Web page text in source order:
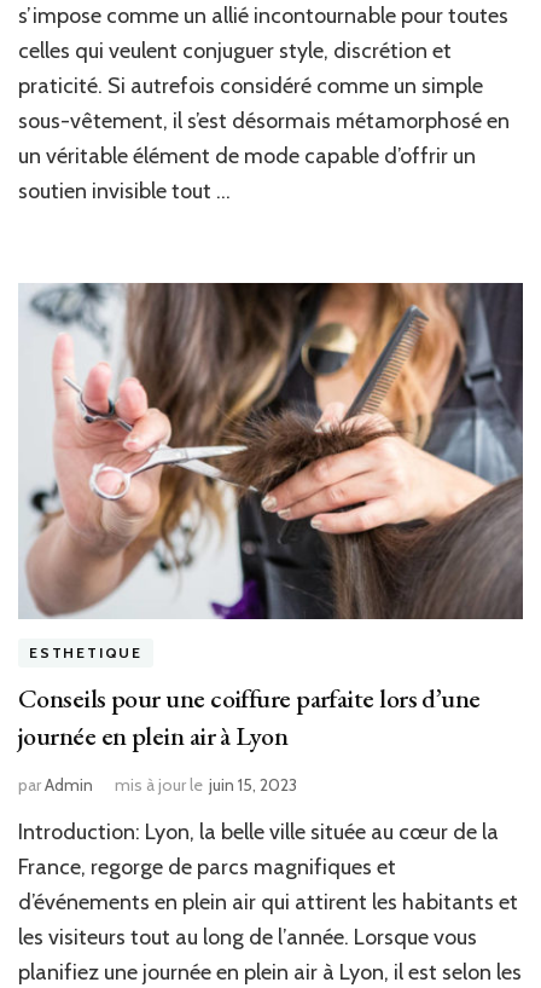
porter
fond
de
robe
au
s’impose comme un allié incontournable pour toutes
celles qui veulent conjuguer style, discrétion et
praticité. Si autrefois considéré comme un simple
sous-vêtement, il s’est désormais métamorphosé en
un véritable élément de mode capable d’offrir un
soutien invisible tout …
ESTHETIQUE
Conseils pour une coiffure parfaite lors d’une
journée en plein air à Lyon
parAdmin mis à jour le juin 15, 2023
Introduction: Lyon, la belle ville située au cœur de la
France, regorge de parcs magnifiques et
d’événements en plein air qui attirent les habitants et
les visiteurs tout au long de l’année. Lorsque vous
planifiez une journée en plein air à Lyon, il est selon les